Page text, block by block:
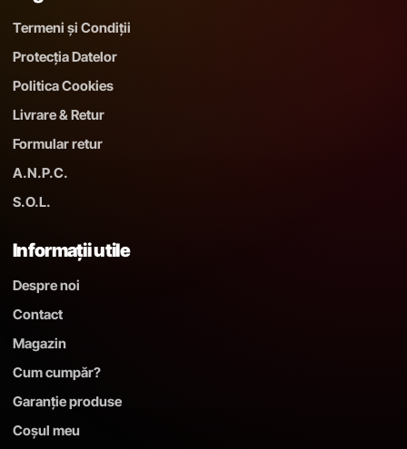
Termeni și Condiții
Protecția Datelor
Politica Cookies
Livrare & Retur
Formular retur
A.N.P.C.
S.O.L.
Informații utile
Despre noi
Contact
Magazin
Cum cumpăr?
Garanție produse
Coșul meu